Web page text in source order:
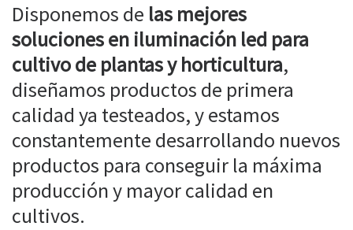
Disponemos de las mejores
soluciones en iluminación led para
cultivo de plantas y horticultura,
diseñamos productos de primera
calidad ya testeados, y estamos
constantemente desarrollando nuevos
productos para conseguir la máxima
producción y mayor calidad en
cultivos.